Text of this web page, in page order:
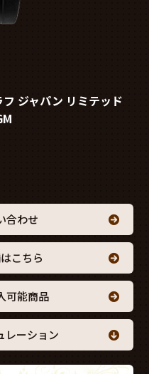
ジャパン リミテッド
合わせ
こちら
可能商品
レーション